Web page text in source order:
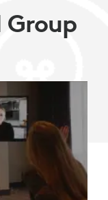
Group